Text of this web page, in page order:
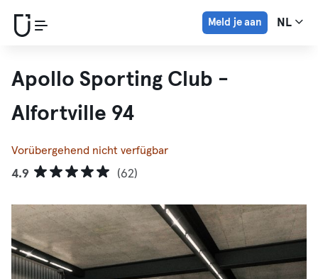
Meld je aan NL
Apollo Sporting Club -
Alfortville 94
Vorübergehend nicht verfügbar
4.9 (62)